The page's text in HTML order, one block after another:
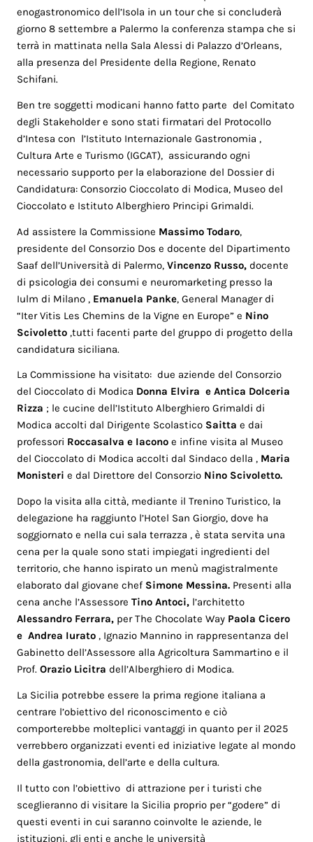
enogastronomico dell’Isola in un tour che si concluderà
giorno 8 settembre a Palermo la conferenza stampa che si
terrà in mattinata nella Sala Alessi di Palazzo d’Orleans,
alla presenza del Presidente della Regione, Renato
Schifani.
Ben tre soggetti modicani hanno fatto parte del Comitato
degli Stakeholder e sono stati firmatari del Protocollo
d’Intesa con l’Istituto Internazionale Gastronomia ,
Cultura Arte e Turismo (IGCAT), assicurando ogni
necessario supporto per la elaborazione del Dossier di
Candidatura: Consorzio Cioccolato di Modica, Museo del
Cioccolato e Istituto Alberghiero Principi Grimaldi.
Ad assistere la Commissione Massimo Todaro,
presidente del Consorzio Dos e docente del Dipartimento
Saaf dell’Università di Palermo,Vincenzo Russo, docente
di psicologia dei consumi e neuromarketing presso la
Iulm di Milano , Emanuela Panke, General Manager di
“Iter Vitis Les Chemins de la Vigne en Europe” e Nino
Scivoletto ,tutti facenti parte del gruppo di progetto della
candidatura siciliana.
La Commissione ha visitato: due aziende del Consorzio
del Cioccolato di Modica Donna Elvira e Antica Dolceria
Rizza ; le cucine dell’Istituto Alberghiero Grimaldi di
Modica accolti dal Dirigente Scolastico Saittae dai
professori Roccasalva e Iacono e infine visita al Museo
del Cioccolato di Modica accolti dal Sindaco della , Maria
Monisteri e dal Direttore del Consorzio Nino Scivoletto.
Dopo la visita alla città, mediante il Trenino Turistico, la
delegazione ha raggiunto l’Hotel San Giorgio, dove ha
soggiornato e nella cui sala terrazza , è stata servita una
cena per la quale sono stati impiegati ingredienti del
territorio, che hanno ispirato un menù magistralmente
elaborato dal giovane chef Simone Messina. Presenti alla
cena anche l’AssessoreTino Antoci, l’architetto
Alessandro Ferrara, per The Chocolate Way Paola Cicero
e Andrea Iurato , Ignazio Mannino in rappresentanza del
Gabinetto dell’Assessore alla Agricoltura Sammartino e il
Prof.Orazio Licitra dell’Alberghiero di Modica.
La Sicilia potrebbe essere la prima regione italiana a
centrare l’obiettivo del riconoscimento e ciò
comporterebbe molteplici vantaggi in quanto per il 2025
verrebbero organizzati eventi ed iniziative legate al mondo
della gastronomia, dell’arte e della cultura.
Il tutto con l’obiettivo di attrazione per i turisti che
sceglieranno di visitare la Sicilia proprio per “godere” di
questi eventi in cui saranno coinvolte le aziende, le
istituzioni, gli enti e anche le università